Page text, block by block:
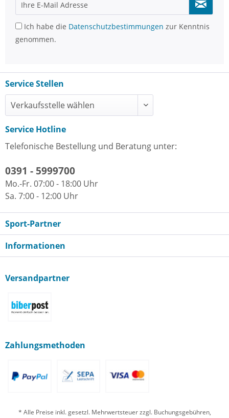
Ich habe die Datenschutzbestimmungen zur Kenntnis
genommen.
Service Stellen
Service Hotline
Telefonische Bestellung und Beratung unter:
0391 - 5999700
Mo.-Fr. 07:00 - 18:00 Uhr
Sa. 7:00 - 12:00 Uhr
Sport-Partner
Informationen
Versandpartner
Zahlungsmethoden
* Alle Preise inkl. gesetzl. Mehrwertsteuer zzgl. Buchungsgebühren,